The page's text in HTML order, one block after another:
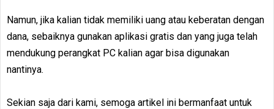
Namun, jika kalian tidak memiliki uang atau keberatan dengan
dana, sebaiknya gunakan aplikasi gratis dan yang juga telah
mendukung perangkat PC kalian agar bisa digunakan
nantinya.
Sekian saja dari kami, semoga artikel ini bermanfaat untuk